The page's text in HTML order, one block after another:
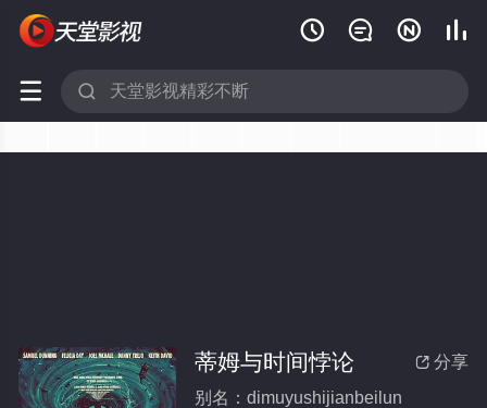
   
 
 分享
蒂姆与时间悖论
别名：dimuyushijianbeilun